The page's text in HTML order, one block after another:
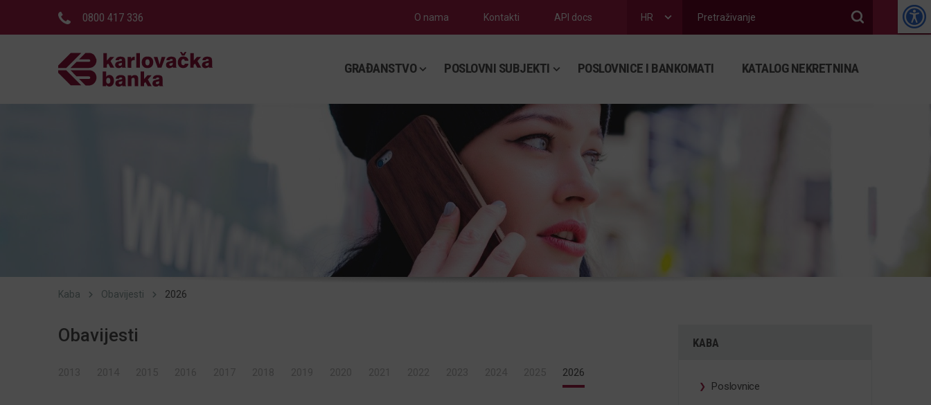
0800 417 336 O nama Kontakti API docs HR
GRAĐANSTVO POSLOVNI SUBJEKTI POSLOVNICE I BANKOMATI KATALOG NEKRETNINA
Kaba Obavijesti 2026
Obavijesti
2026
KABA
Poslovnice